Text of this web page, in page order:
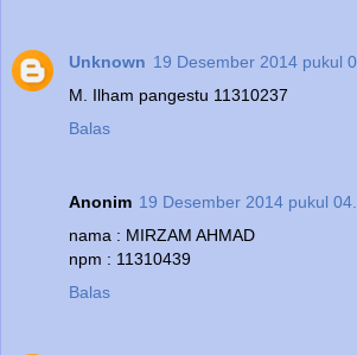
Unknown 19 Desember 2014 pukul
M. Ilham pangestu 11310237
Balas
Anonim 19 Desember 2014 pukul
nama : MIRZAM AHMAD
npm : 11310439
Balas